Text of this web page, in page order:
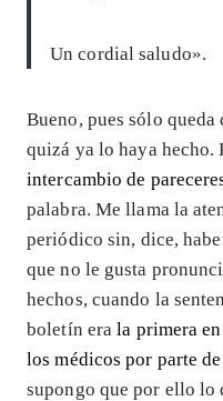
Un cordial saludo».
Bueno, pues sólo
quizá ya lo haya hecho.
intercambio de
palabra. Me llama la
periódico sin, dice,
que no le gusta
hechos, cuando la
boletín erala primera
los médicos por parte
supongo que por ello lo